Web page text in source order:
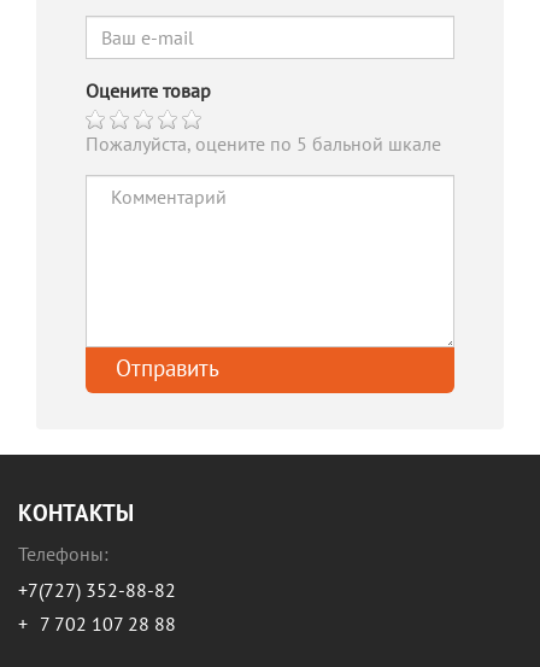
Оцените товар
Пожалуйста, оцените по 5 бальной шкале
КОНТАКТЫ
Телефоны:
+7(727) 352-88-82
+ 7 702 107 28 88